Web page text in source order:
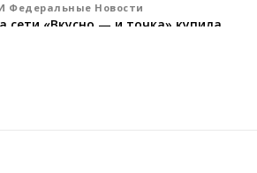
Федеральные Новости
сети «Вкусно — и точка» купила